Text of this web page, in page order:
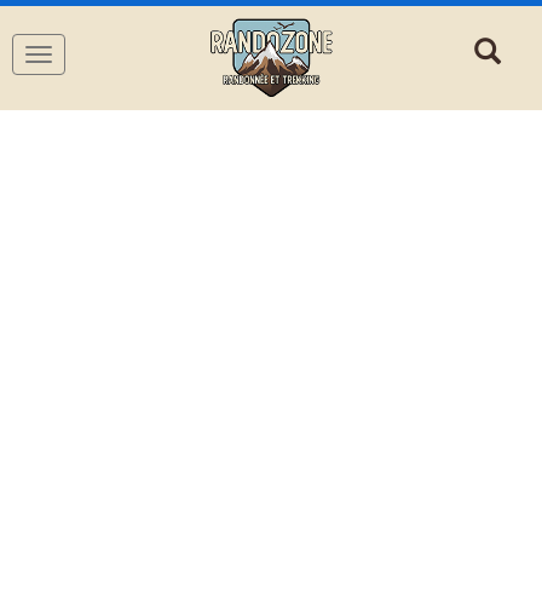
Navigation